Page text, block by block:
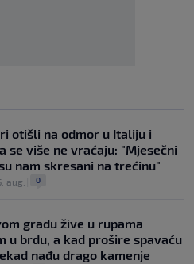
otišli na odmor u Italiju i
se više ne vraćaju: "Mjesečni
nam skresani na trećinu"
aug. 0
gradu žive u rupama
u brdu, a kad prošire spavaću
nađu drago kamenje